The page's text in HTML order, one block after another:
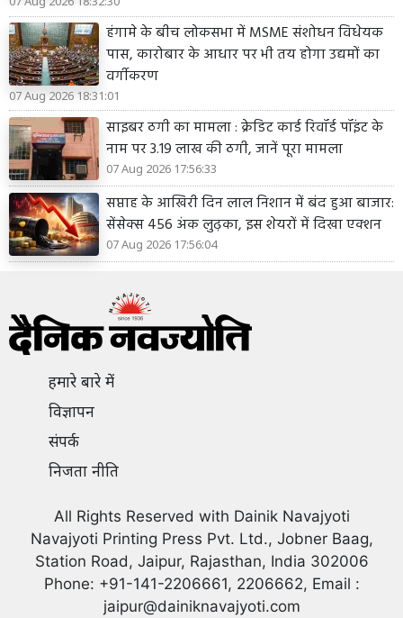
हंगामे के बीच लोकसभा में MSME संशोधन विधेयक
पास, कारोबार के आधार पर भी तय होगा उद्यमों का
वर्गीकरण
07 Aug 2026 18:31:01
साइबर ठगी का मामला : क्रेडिट कार्ड रिवॉर्ड पॉइंट के
नाम पर 3.19 लाख की ठगी, जानें पूरा मामला
07 Aug 2026 17:56:33
सप्ताह के आखिरी दिन लाल निशान में बंद हुआ बाजार:
सेंसेक्स 456 अंक लुढ़का, इस शेयरों में दिखा एक्शन
07 Aug 2026 17:56:04
हमारे बारे में
विज्ञापन
संपर्क
निजता नीति
All Rights Reserved with Dainik Navajyoti
Navajyoti Printing Press Pvt. Ltd., Jobner Baag,
Station Road, Jaipur, Rajasthan, India 302006
Phone: +91-141-2206661, 2206662, Email :
jaipur@dainiknavajyoti.com